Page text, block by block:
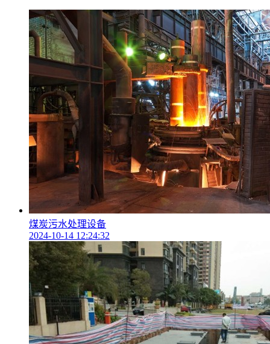
煤炭污水处理设备
2024-10-14 12:24:32